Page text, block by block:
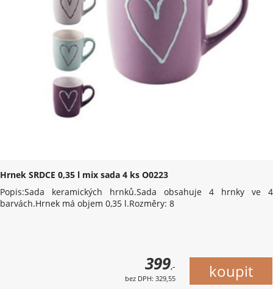
Hrnek SRDCE 0,35 l mix sada 4 ks O0223
Popis:Sada keramických hrnků.Sada obsahuje 4 hrnky ve 4
barvách.Hrnek má objem 0,35 l.Rozměry: 8
399,-
bez DPH: 329,55